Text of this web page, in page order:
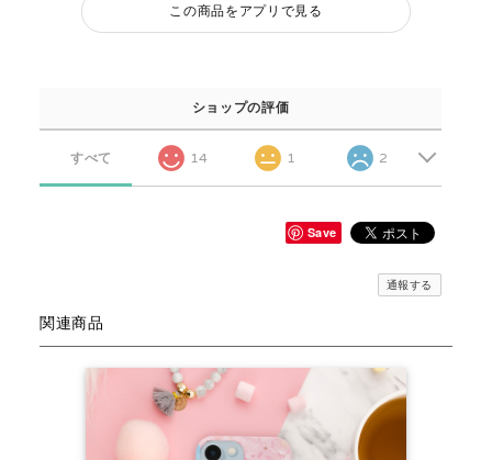
この商品をアプリで見る
ショップの評価
すべて 14 1 2
Save
通報する
関連商品